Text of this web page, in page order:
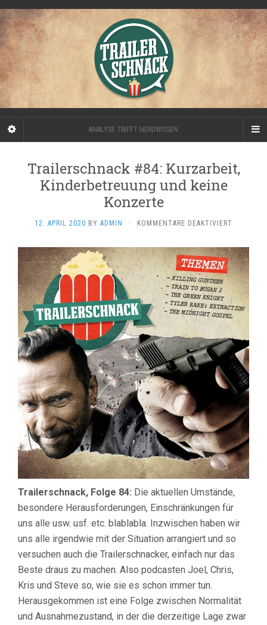
ANALYSE TRIFFT NERDWISSEN
Trailerschnack #84: Kurzarbeit,
Kinderbetreuung und keine
Konzerte
12. APRIL 2020 BY ADMIN · KOMMENTARE DEAKTIVIERT
#84:
UND
KEINE
Trailerschnack, Folge 84: Die aktuellen Umstände,
besondere Herausforderungen, Einschränkungen für
uns alle usw. usf. etc. blablabla. Inzwischen haben wir
uns alle irgendwie mit der Situation arrangiert und so
versuchen auch die Trailerschnacker, einfach nur das
Beste draus zu machen. Also podcasten Joel, Chris,
Kris und Steve so, wie sie es schon immer tun.
Herausgekommen ist eine Folge zwischen Normalität
und Ausnahmezustand, in der die derzeitige Lage zwar